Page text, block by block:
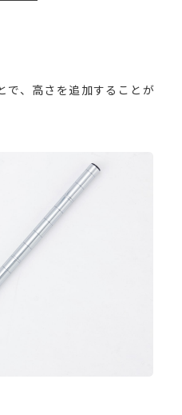
で、高さを追加することが